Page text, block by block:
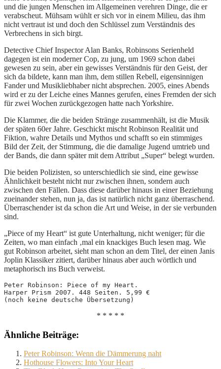
und die jungen Menschen im Allgemeinen verehren Dinge, die er
verabscheut. Mühsam wühlt er sich vor in einem Milieu, das ihm
nicht vertraut ist und doch den Schlüssel zum Verständnis des
Verbrechens in sich birgt.
Detective Chief Inspector Alan Banks, Robinsons Serienheld
dagegen ist ein moderner Cop, zu jung, um 1969 schon dabei
gewesen zu sein, aber ein gewisses Verständnis für den Geist, der
sich da bildete, kann man ihm, dem stillen Rebell, eigensinnigen
Fander und Musikliebhaber nicht absprechen. 2005, eines Abends
wird er zu der Leiche eines Mannes gerufen, eines Fremden der sich
für zwei Wochen zurückgezogen hatte nach Yorkshire.
Die Klammer, die die beiden Stränge zusammenhält, ist die Musik
der späten 60er Jahre. Geschickt mischt Robinson Realität und
Fiktion, wahre Details und Mythos und schafft so ein stimmiges
Bild der Zeit, der Stimmung, die die damalige Jugend umtrieb und
der Bands, die dann später mit dem Attribut „Super“ belegt wurden.
Die beiden Polizisten, so unterschiedlich sie sind, eine gewisse
Ähnlichkeit besteht nicht nur zwischen ihnen, sondern auch
zwischen den Fällen. Dass diese darüber hinaus in einer Beziehung
zueinander stehen, nun ja, das ist natürlich nicht ganz überraschend.
Überraschender ist da schon die Art und Weise, in der sie verbunden
sind.
„Piece of my Heart“ ist gute Unterhaltung, nicht weniger; für die
Zeiten, wo man einfach ‚mal ein knackiges Buch lesen mag. Wie
gut Robinson arbeitet, sieht man schon an dem Titel, der einen Janis
Joplin Klassiker zitiert, darüber hinaus aber auch wörtlich und
metaphorisch ins Buch verweist.
Peter Robinson: Piece of my Heart.
Harper Prism 2007. 448 Seiten. 5,99 €
(noch keine deutsche Übersetzung)
* * * * *
Ähnliche Beiträge:
Peter Robinson: Wenn die Dämmerung naht
Hothouse Flowers: Into Your Heart